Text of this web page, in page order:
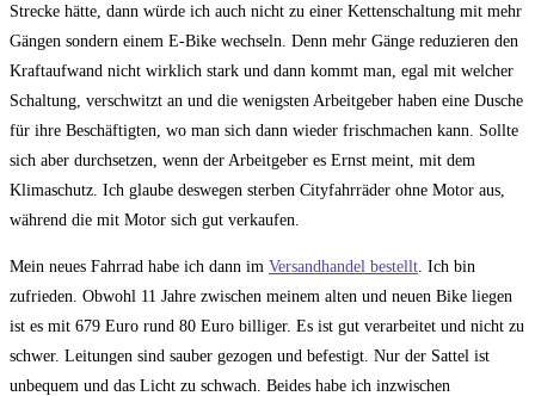
Strecke hätte, dann würde ich auch nicht zu einer Kettenschaltung mit mehr
Gängen sondern einem E-Bike wechseln. Denn mehr Gänge reduzieren den
Kraftaufwand nicht wirklich stark und dann kommt man, egal mit welcher
Schaltung, verschwitzt an und die wenigsten Arbeitgeber haben eine Dusche
für ihre Beschäftigten, wo man sich dann wieder frischmachen kann. Sollte
sich aber durchsetzen, wenn der Arbeitgeber es Ernst meint, mit dem
Klimaschutz. Ich glaube deswegen sterben Cityfahrräder ohne Motor aus,
während die mit Motor sich gut verkaufen.
Mein neues Fahrrad habe ich dann im Versandhandel bestellt . Ich bin
zufrieden. Obwohl 11 Jahre zwischen meinem alten und neuen Bike liegen
ist es mit 679 Euro rund 80 Euro billiger. Es ist gut verarbeitet und nicht zu
schwer. Leitungen sind sauber gezogen und befestigt. Nur der Sattel ist
unbequem und das Licht zu schwach. Beides habe ich inzwischen